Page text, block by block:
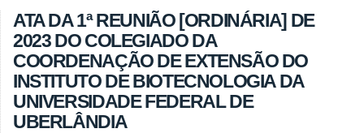
ATA DA 1ª REUNIÃO [ORDINÁRIA] DE
2023 DO COLEGIADO DA
COORDENAÇÃO DE EXTENSÃO DO
INSTITUTO DE BIOTECNOLOGIA DA
UNIVERSIDADE FEDERAL DE
UBERLÂNDIA